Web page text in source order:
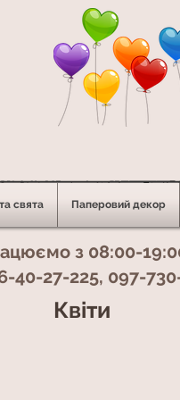
свята Паперовий декор
з 08:00-
40-27-225, 097-
Квіти